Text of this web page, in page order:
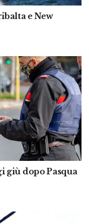
e New
giù dopo Pasqua